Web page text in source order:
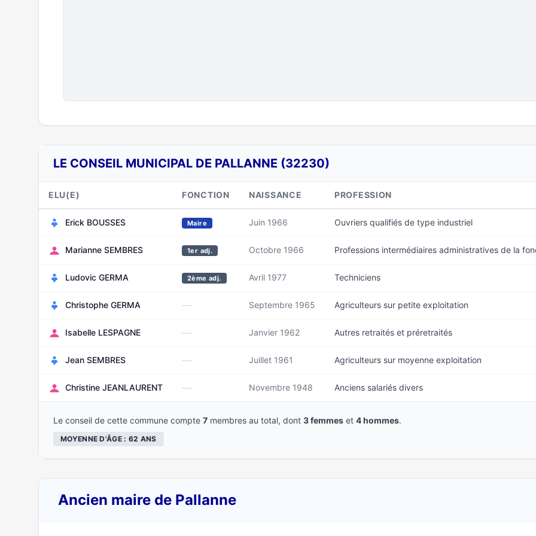
LE CONSEIL MUNICIPAL DE PALLANNE (32230)
ELU(E) FONCTION NAISSANCE PROFESSION
Erick BOUSSES Maire Juin 1966 Ouvriers qualifiés de type industriel
Marianne SEMBRES 1er adj. Octobre 1966 Professions intermédiaires administratives de la
Ludovic GERMA 2ème adj. Avril 1977 Techniciens
Christophe GERMA — Septembre 1965 Agriculteurs sur petite exploitation
Isabelle LESPAGNE — Janvier 1962 Autres retraités et préretraités
Jean SEMBRES — Juillet 1961 Agriculteurs sur moyenne exploitation
Christine JEANLAURENT — Novembre 1948 Anciens salariés divers
Le conseil de cette commune compte 7 membres au total, dont 3 femmes et 4 hommes.
MOYENNE D'ÂGE : 62 ANS
Ancien maire de Pallanne